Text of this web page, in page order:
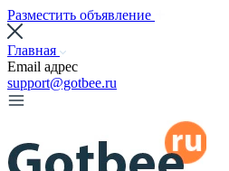
Разместить объявление
Главная
Email адрес
support@gotbee.ru